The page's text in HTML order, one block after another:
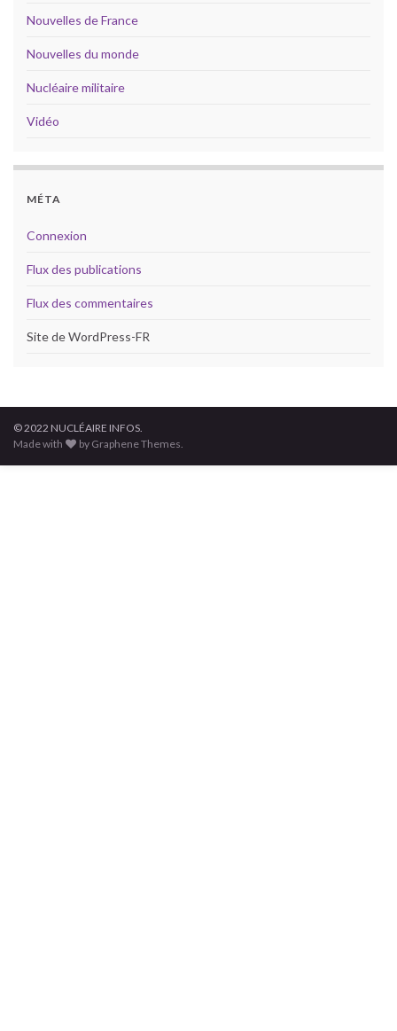
Nouvelles de France
Nouvelles du monde
Nucléaire militaire
Vidéo
MÉTA
Connexion
Flux des publications
Flux des commentaires
Site de WordPress-FR
© 2022 NUCLÉAIRE INFOS.
Made with
by Graphene Themes.